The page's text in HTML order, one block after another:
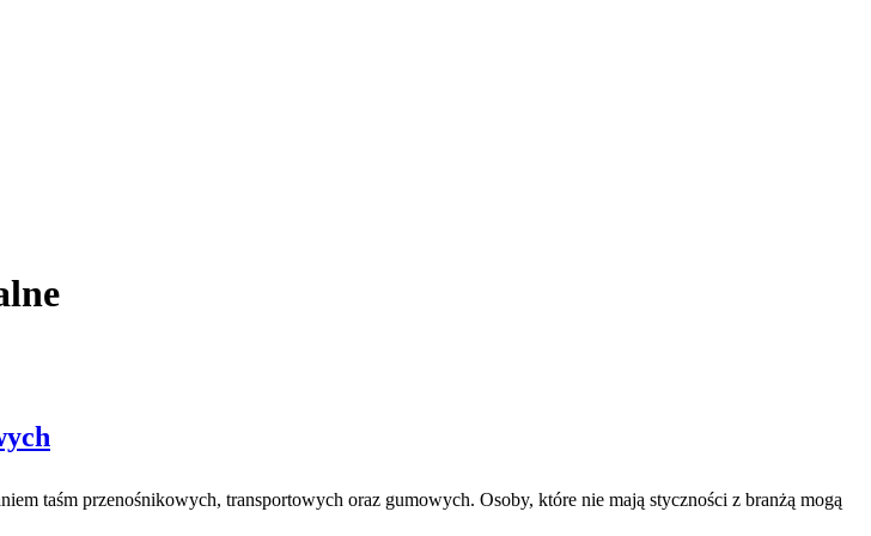
taśm przenośnikowych, transportowych oraz gumowych. Osoby, które nie mają styczności z branżą mogą